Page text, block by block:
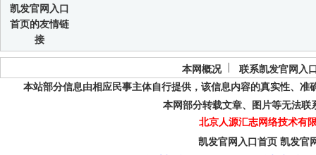
凯发官网入口
首页的友情链
接
本网概况
联系凯发官网入
本站部分信息由相应民事主体自行提供，该信息内容的真实性、准
本网部分转载文章、图片等无法
北京人源汇志网络技术有
凯发官网入口首页 凯发官